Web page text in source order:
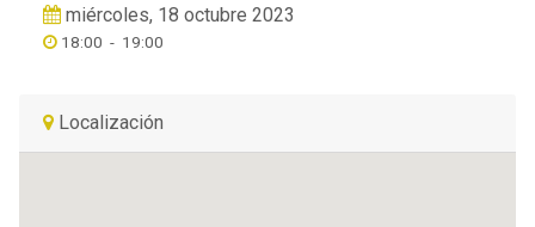
miércoles, 18 octubre 2023
18:00 - 19:00
Localización